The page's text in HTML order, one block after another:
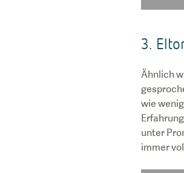
3.
Ähnlich
wie
unter
immer